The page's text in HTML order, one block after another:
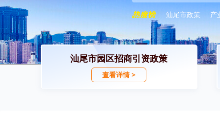
汕尾市政策 产
汕尾市园区招商引资政策
查看详情 >